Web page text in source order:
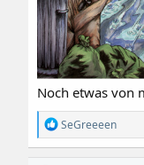
Noch etwas von
R
e
a
SeGreeeen